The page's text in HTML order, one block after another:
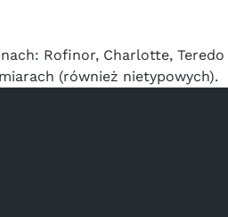
Rofinor, Charlotte, Teredo
(również nietypowych).